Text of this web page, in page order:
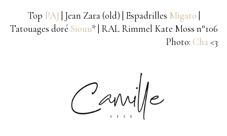
Top PAJ | Jean Zara (old) | Espadrilles Migato
Tatouages doré Siouu* | RAL Rimmel Kate Moss n°106
Photo: Cha <3